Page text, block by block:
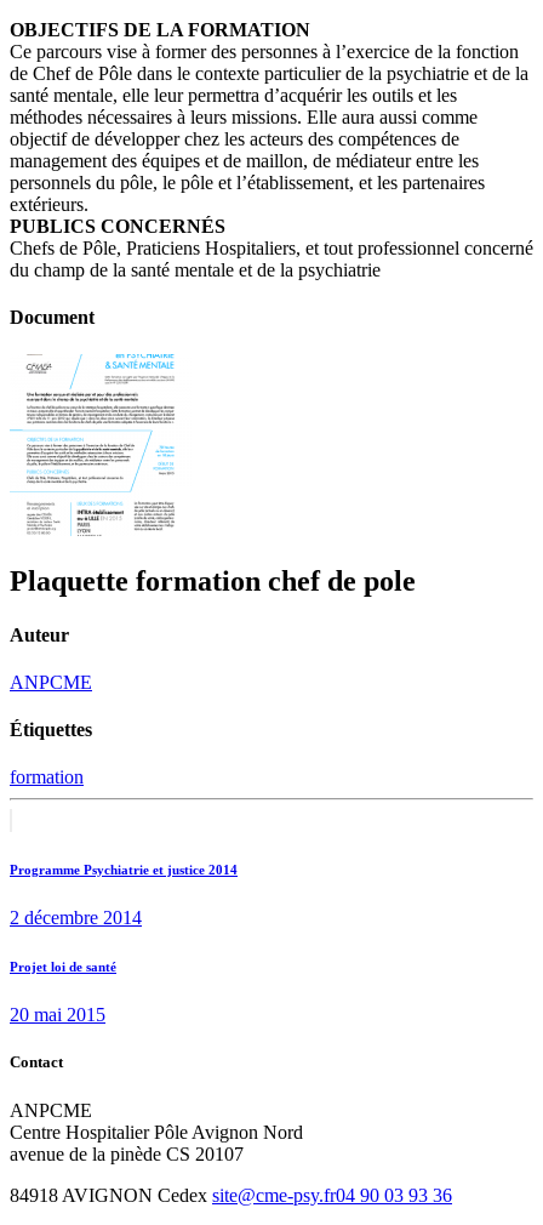
OBJECTIFS DE LA FORMATION
Ce parcours vise à former des personnes à l’exercice de la fonction
de Chef de Pôle dans le contexte particulier de la psychiatrie et de la
santé mentale, elle leur permettra d’acquérir les outils et les
méthodes nécessaires à leurs missions. Elle aura aussi comme
objectif de développer chez les acteurs des compétences de
management des équipes et de maillon, de médiateur entre les
personnels du pôle, le pôle et l’établissement, et les partenaires
extérieurs.
PUBLICS CONCERNÉS
Chefs de Pôle, Praticiens Hospitaliers, et tout professionnel concerné
du champ de la santé mentale et de la psychiatrie
Document
Plaquette formation chef de pole
Auteur
ANPCME
Étiquettes
formation
de
Programme Psychiatrie et justice 2014
2 décembre 2014
Next
Projet loi de santé
20 mai 2015
Contact
ANPCME
Centre Hospitalier Pôle Avignon Nord
avenue de la pinède CS 20107
84918 AVIGNON Cedex site@cme-psy.fr04 90 03 93 36